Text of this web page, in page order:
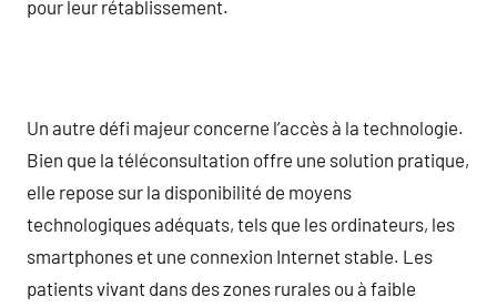
pour leur rétablissement.
Un autre défi majeur concerne l’accès à la technologie.
Bien que la téléconsultation offre une solution pratique,
elle repose sur la disponibilité de moyens
technologiques adéquats, tels que les ordinateurs, les
smartphones et une connexion Internet stable. Les
patients vivant dans des zones rurales ou à faible